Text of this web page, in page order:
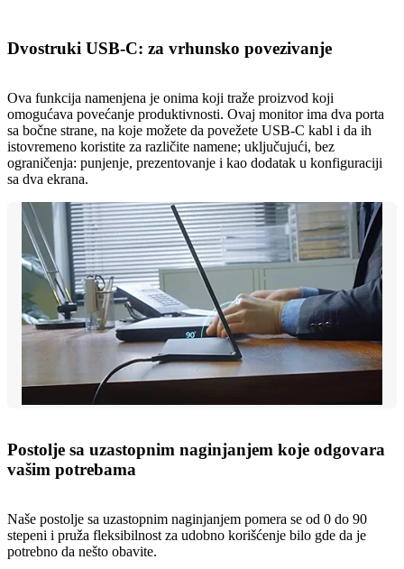
Dvostruki USB-C: za vrhunsko povezivanje
Ova funkcija namenjena je onima koji traže proizvod koji
omogućava povećanje produktivnosti. Ovaj monitor ima dva porta
sa bočne strane, na koje možete da povežete USB-C kabl i da ih
istovremeno koristite za različite namene; uključujući, bez
ograničenja: punjenje, prezentovanje i kao dodatak u konfiguraciji
sa dva ekrana.
Postolje sa uzastopnim naginjanjem koje odgovara
vašim potrebama
Naše postolje sa uzastopnim naginjanjem pomera se od 0 do 90
stepeni i pruža fleksibilnost za udobno korišćenje bilo gde da je
potrebno da nešto obavite.